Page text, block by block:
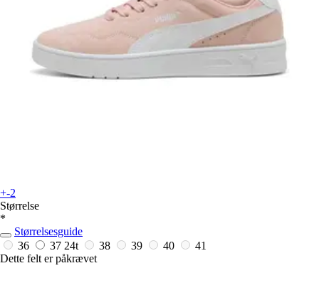
+-2
Størrelse
*
Størrelsesguide
36
37 24t 38 39 40
41
Dette felt er påkrævet